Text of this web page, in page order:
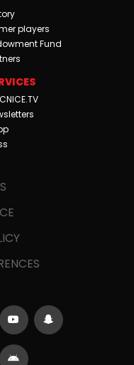
players
Fund